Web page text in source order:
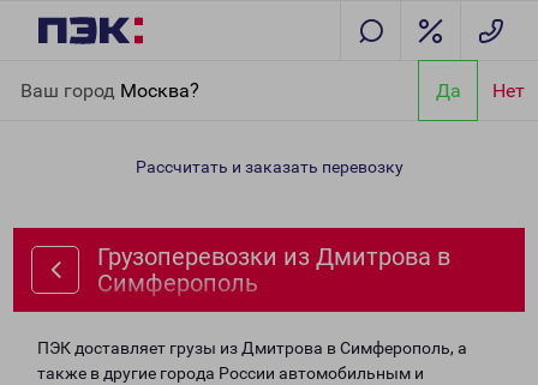
Ваш город Москва? Да Нет
Симферополь
Рассчитать и заказать перевозку
Грузоперевозки из Дмитрова в
Симферополь
ПЭК доставляет грузы из Дмитрова в Симферополь, а
также в другие города России автомобильным и